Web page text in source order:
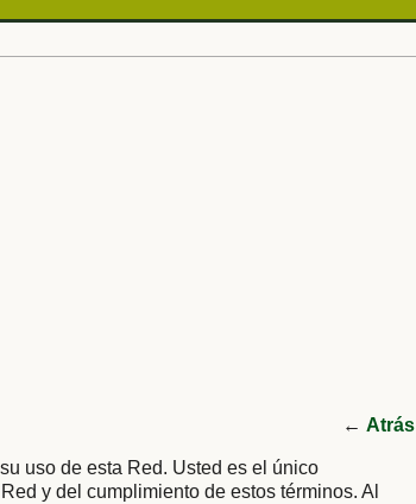
← Atrás
uso de esta Red. Usted es el único
y del cumplimiento de estos términos. Al